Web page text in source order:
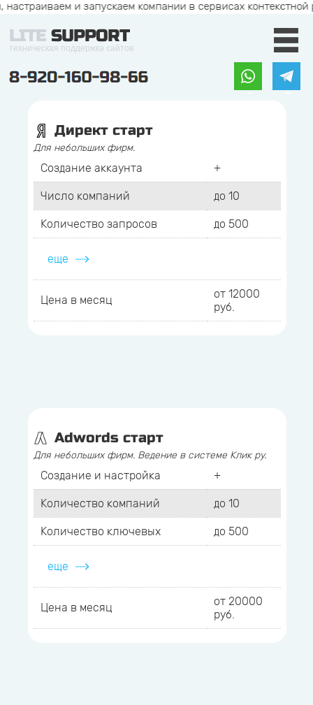
и запускаем компании в сервисах контекстной
LITE SUPPORT
техническая поддержка сайтов
Директ старт
Для небольших фирм.
Создание аккаунта +
Число компаний до 10
Количество запросов до 500
еще
Цена в месяц
от 12000
руб.
Adwords старт
Для небольших фирм. Ведение в системе Клик ру.
Создание и настройка +
Количество компаний до 10
Количество ключевых до 500
еще
Цена в месяц
от 20000
руб.